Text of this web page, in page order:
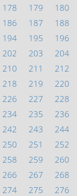
178 179
180
186 187
188
194 195
196
202 203
204
210 211
212
218 219
220
226 227
228
234 235
236
242 243
244
250 251
252
258 259
260
266 267
268
274 275
276